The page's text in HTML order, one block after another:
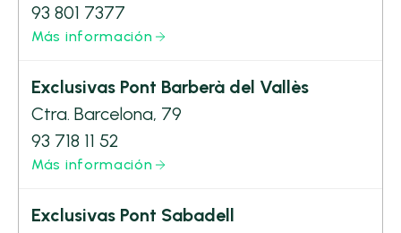
93 801 7377
Más información
Exclusivas Pont Barberà del Vallès
Ctra. Barcelona, 79
93 718 11 52
Más información
Exclusivas Pont Sabadell